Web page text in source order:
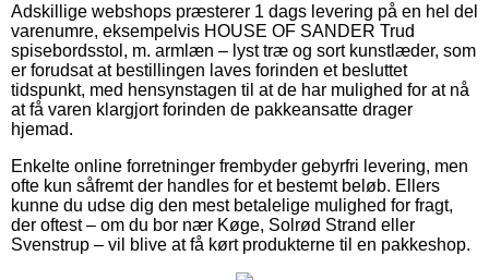
Adskillige webshops præsterer 1 dags levering på en hel del
varenumre, eksempelvis HOUSE OF SANDER Trud
spisebordsstol, m. armlæn – lyst træ og sort kunstlæder, som
er forudsat at bestillingen laves forinden et besluttet
tidspunkt, med hensynstagen til at de har mulighed for at nå
at få varen klargjort forinden de pakkeansatte drager
hjemad.
Enkelte online forretninger frembyder gebyrfri levering, men
ofte kun såfremt der handles for et bestemt beløb. Ellers
kunne du udse dig den mest betalelige mulighed for fragt,
der oftest – om du bor nær Køge, Solrød Strand eller
Svenstrup – vil blive at få kørt produkterne til en pakkeshop.